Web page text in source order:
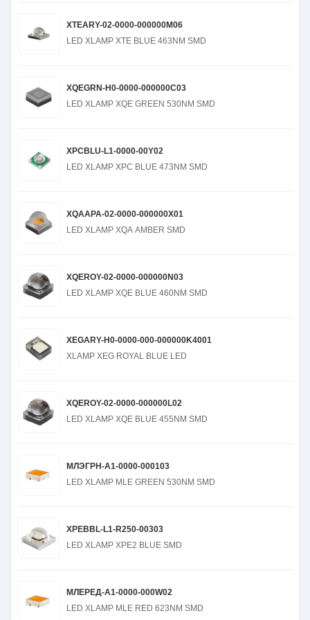
XTEARY-02-0000-000000M06
LED XLAMP XTE BLUE 463NM SMD
XQEGRN-H0-0000-000000C03
LED XLAMP XQE GREEN 530NM SMD
XPCBLU-L1-0000-00Y02
LED XLAMP XPC BLUE 473NM SMD
XQAAPA-02-0000-000000X01
LED XLAMP XQA AMBER SMD
XQEROY-02-0000-000000N03
LED XLAMP XQE BLUE 460NM SMD
XEGARY-H0-0000-000-000000K4001
XLAMP XEG ROYAL BLUE LED
XQEROY-02-0000-000000L02
LED XLAMP XQE BLUE 455NM SMD
МЛЭГРН-А1-0000-000103
LED XLAMP MLE GREEN 530NM SMD
XPEBBL-L1-R250-00303
LED XLAMP XPE2 BLUE SMD
МЛЕРЕД-А1-0000-000W02
LED XLAMP MLE RED 623NM SMD